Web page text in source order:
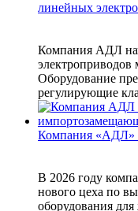
линейных
Компания АДЛ
Оборудование
регулирующие
Компания «АДЛ»
В 2026 году
нового цеха по
оборудования